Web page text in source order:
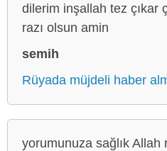
dilerim inşallah tez çıkar
razı olsun amin
semih
Rüyada müjdeli haber
yorumunuza sağlık Allah